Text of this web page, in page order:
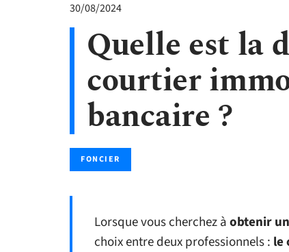
30/08/2024
Quelle est la
courtier
bancaire ?
FONCIER
Lorsque vous cherchez àobtenir
choix entre deux professionnels : le